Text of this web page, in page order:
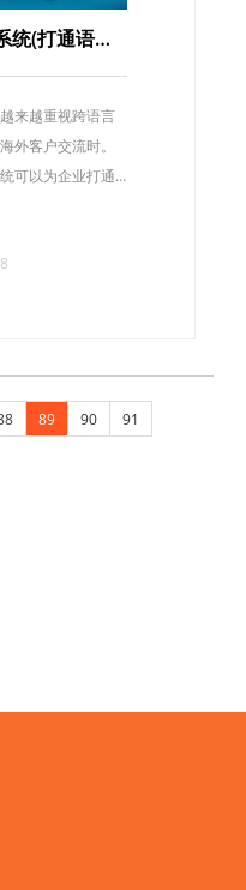
垒,提高客户满意度)
来越重视跨语言
外客户交流时。
可以为企业打通
89 90
91